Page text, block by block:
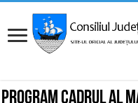
Program cadrul al